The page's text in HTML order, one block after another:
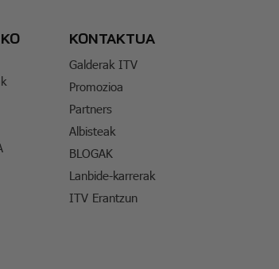
KONTAKTUA
Galderak ITV
Promozioa
Partners
Albisteak
BLOGAK
Lanbide-karrerak
ITV Erantzun